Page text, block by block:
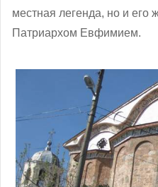
местная легенда, но и его
Патриархом Евфимием.